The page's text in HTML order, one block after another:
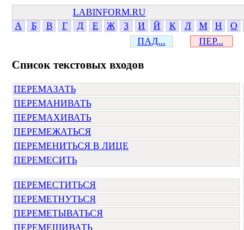
LABINFORM.RU
А
Б В Г Д Е Ж З И Й К Л М Н О
ПАД...
ПЕР...
Cписок текстовых входов
ПЕРЕМАЗАТЬ
ПЕРЕМАНИВАТЬ
ПЕРЕМАХИВАТЬ
ПЕРЕМЕЖАТЬСЯ
ПЕРЕМЕНИТЬСЯ В ЛИЦЕ
ПЕРЕМЕСИТЬ
ПЕРЕМЕСТИТЬСЯ
ПЕРЕМЕТНУТЬСЯ
ПЕРЕМЕТЫВАТЬСЯ
ПЕРЕМЕШИВАТЬ